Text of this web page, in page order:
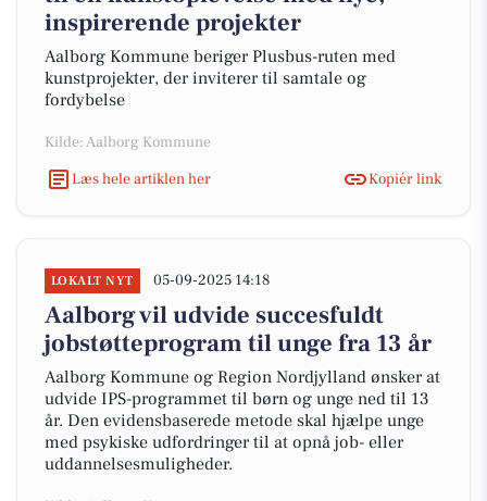
inspirerende projekter
Aalborg Kommune beriger Plusbus-ruten med
kunstprojekter, der inviterer til samtale og
fordybelse
Kilde: Aalborg Kommune
Læs hele artiklen her
Kopiér link
LOKALT NYT 05-09-2025 14:18
Aalborg vil udvide succesfuldt
jobstøtteprogram til unge fra 13 år
Aalborg Kommune og Region Nordjylland ønsker at
udvide IPS-programmet til børn og unge ned til 13
år. Den evidensbaserede metode skal hjælpe unge
med psykiske udfordringer til at opnå job- eller
uddannelsesmuligheder.